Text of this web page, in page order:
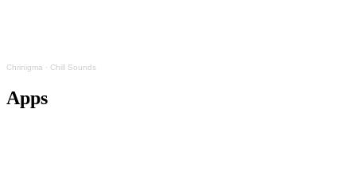
Chrinigma · Chill Sounds
Apps